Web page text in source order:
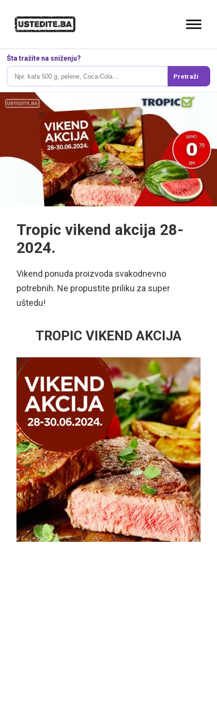
Šta tražite na sniženju?
Pretraži
Tropic vikend akcija 28-
2024.
Vikend ponuda proizvoda svakodnevno
potrebnih. Ne propustite priliku za super
uštedu!
TROPIC VIKEND AKCIJA